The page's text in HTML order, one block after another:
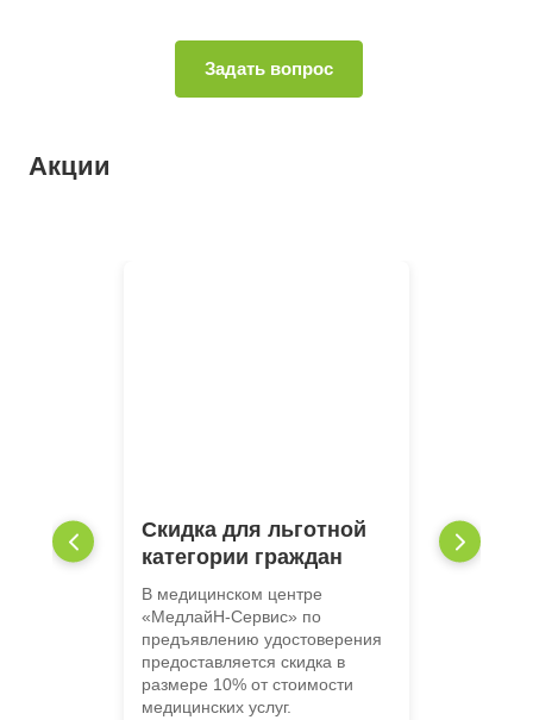
Акции
Скидка для льготной
категории граждан
В медицинском центре
«МедлайН-Сервис» по
предъявлению удостоверения
предоставляется скидка в
размере 10% от стоимости
медицинских услуг.